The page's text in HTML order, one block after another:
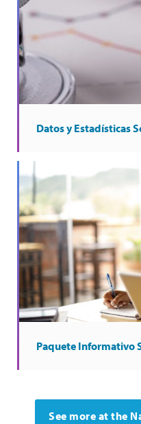
Datos y Estadísticas
Paquete Informativo
See more at the